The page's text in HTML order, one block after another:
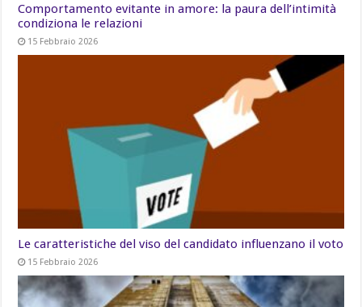
Comportamento evitante in amore: la paura dell’intimità
condiziona le relazioni
15 Febbraio 2026
Le caratteristiche del viso del candidato influenzano il voto
15 Febbraio 2026